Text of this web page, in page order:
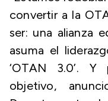
convertir a la
ser: una alianza
asuma el
‘OTAN 3.0’. Y
objetivo,